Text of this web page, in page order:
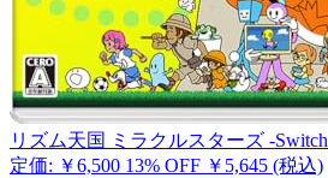
リズム天国 ミラクルスターズ -Switch
定価: ￥6,500 13% OFF ￥5,645 (税込)